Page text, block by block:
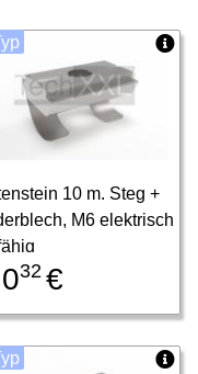
10 m. Steg +
M6 elektrisch
032 €